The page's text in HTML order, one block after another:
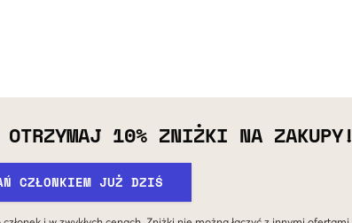
10% ZNIŻKI NA ZAKUPY!
CZŁONKIEM JUŻ DZIŚ